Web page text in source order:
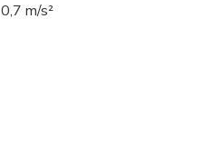
0,7 m/s²